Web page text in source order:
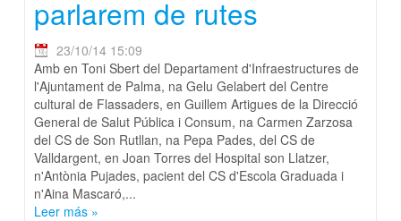
parlarem de rutes
23/10/14 15:09
Amb en Toni Sbert del Departament d'Infraestructures de
l'Ajuntament de Palma, na Gelu Gelabert del Centre
cultural de Flassaders, en Guillem Artigues de la Direcció
General de Salut Pública i Consum, na Carmen Zarzosa
del CS de Son Rutllan, na Pepa Pades, del CS de
Valldargent, en Joan Torres del Hospital son Llatzer,
n'Antònia Pujades, pacient del CS d'Escola Graduada i
n'Aina Mascaró,...
Leer más »